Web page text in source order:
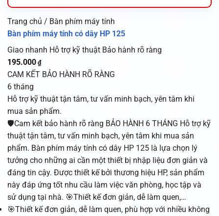
Trang chủ / Bàn phím máy tính
Bàn phím máy tính có dây HP 125
Giao nhanh Hỗ trợ kỹ thuật Bảo hành rõ ràng
195.000 ₫
CAM KẾT BẢO HÀNH RÕ RÀNG
6 tháng
Hỗ trợ kỹ thuật tận tâm, tư vấn minh bạch, yên tâm khi
mua sản phẩm.
🛡️Cam kết bảo hành rõ ràng BẢO HÀNH 6 THÁNG Hỗ trợ kỹ
thuật tận tâm, tư vấn minh bạch, yên tâm khi mua sản
phẩm. Bàn phím máy tính có dây HP 125 là lựa chọn lý
tưởng cho những ai cần một thiết bị nhập liệu đơn giản và
đáng tin cậy. Được thiết kế bởi thương hiệu HP, sản phẩm
này đáp ứng tốt nhu cầu làm việc văn phòng, học tập và
sử dụng tại nhà. 🎯Thiết kế đơn giản, dễ làm quen,…
🎯Thiết kế đơn giản, dễ làm quen, phù hợp với nhiều không